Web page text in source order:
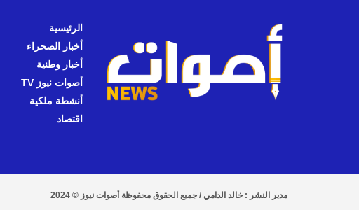
الرئيسية
أخبار الصحراء
أخبار وطنية
أصوات نيوز TV
أنشطة ملكية
اقتصاد
مدير النشر : خالد الدامي / جميع الحقوق محفوظة أصوات نيوز © 2024